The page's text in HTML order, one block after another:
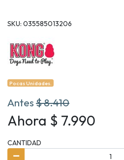
SKU: 035585013206
Pocas Unidades.
Antes$ 8.410
Ahora $ 7.990
CANTIDAD